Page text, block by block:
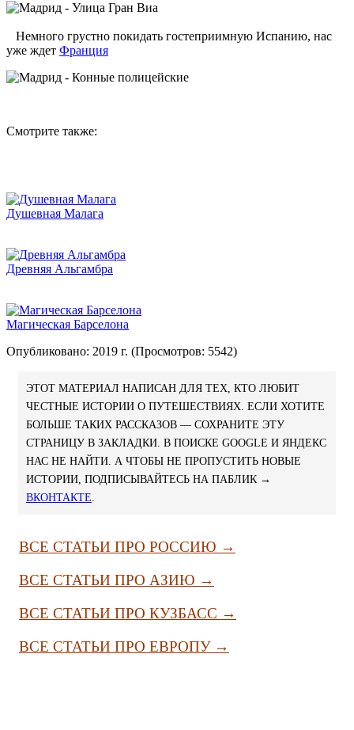
Немного грустно покидать гостеприимную Испанию, нас
уже ждет Франция
Смотрите также:
Душевная Малага
Древняя Альгамбра
Магическая Барселона
Опубликовано: 2019 г. (Просмотров: 5542)
ЭТОТ МАТЕРИАЛ НАПИСАН ДЛЯ ТЕХ, КТО ЛЮБИТ
ЧЕСТНЫЕ ИСТОРИИ О ПУТЕШЕСТВИЯХ. ЕСЛИ ХОТИТЕ
БОЛЬШЕ ТАКИХ РАССКАЗОВ — СОХРАНИТЕ ЭТУ
СТРАНИЦУ В ЗАКЛАДКИ. В ПОИСКЕ GOOGLE И ЯНДЕКС
НАС НЕ НАЙТИ. А ЧТОБЫ НЕ ПРОПУСТИТЬ НОВЫЕ
ИСТОРИИ, ПОДПИСЫВАЙТЕСЬ НА ПАБЛИК →
ВКОНТАКТЕ.
ВСЕ СТАТЬИ ПРО РОССИЮ →
ВСЕ СТАТЬИ ПРО АЗИЮ →
ВСЕ СТАТЬИ ПРО КУЗБАСС →
ВСЕ СТАТЬИ ПРО ЕВРОПУ →